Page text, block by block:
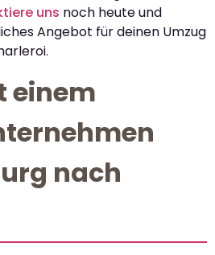
uns noch heute und
Angebot für deinen Umzug
einem
nach